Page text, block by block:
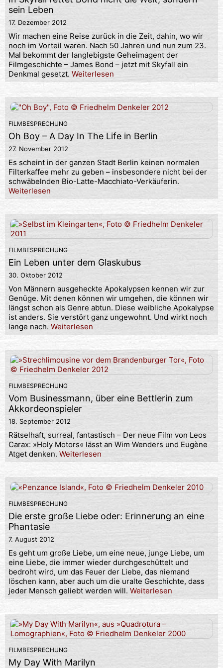
sein Leben
17. Dezember 2012
Wir machen eine Reise zurück in die Zeit, dahin, wo wir
noch im Vorteil waren. Nach 50 Jahren und nun zum 23.
Mal bekommt der langlebigste Geheimagent der
Filmgeschichte – James Bond – jetzt mit Skyfall ein
Denkmal gesetzt. Weiterlesen
FILMBESPRECHUNG
Oh Boy – A Day In The Life in Berlin
27. November 2012
Es scheint in der ganzen Stadt Berlin keinen normalen
Filterkaffee mehr zu geben – insbesondere nicht bei der
schwäbelnden Bio-Latte-Macchiato-Verkäuferin.
Weiterlesen
FILMBESPRECHUNG
Ein Leben unter dem Glaskubus
30. Oktober 2012
Von Männern ausgeheckte Apokalypsen kennen wir zur
Genüge. Mit denen können wir umgehen, die können wir
längst schon als Genre abtun. Diese weibliche Apokalypse
ist anders. Sie verstört ganz ungewohnt. Und wirkt noch
lange nach. Weiterlesen
FILMBESPRECHUNG
Vom Businessmann, über eine Bettlerin zum
Akkordeonspieler
18. September 2012
Rätselhaft, surreal, fantastisch – Der neue Film von Leos
Carax: »Holy Motors« lässt an Wim Wenders und Eugène
Atget denken. Weiterlesen
FILMBESPRECHUNG
Die erste große Liebe oder: Erinnerung an eine
Phantasie
7. August 2012
Es geht um große Liebe, um eine neue, junge Liebe, um
eine Liebe, die immer wieder durchgeschüttelt und
bedroht wird, um das Feuer der Liebe, das niemand
löschen kann, aber auch um die uralte Geschichte, dass
jeder Mensch geliebt werden will. Weiterlesen
FILMBESPRECHUNG
My Day With Marilyn